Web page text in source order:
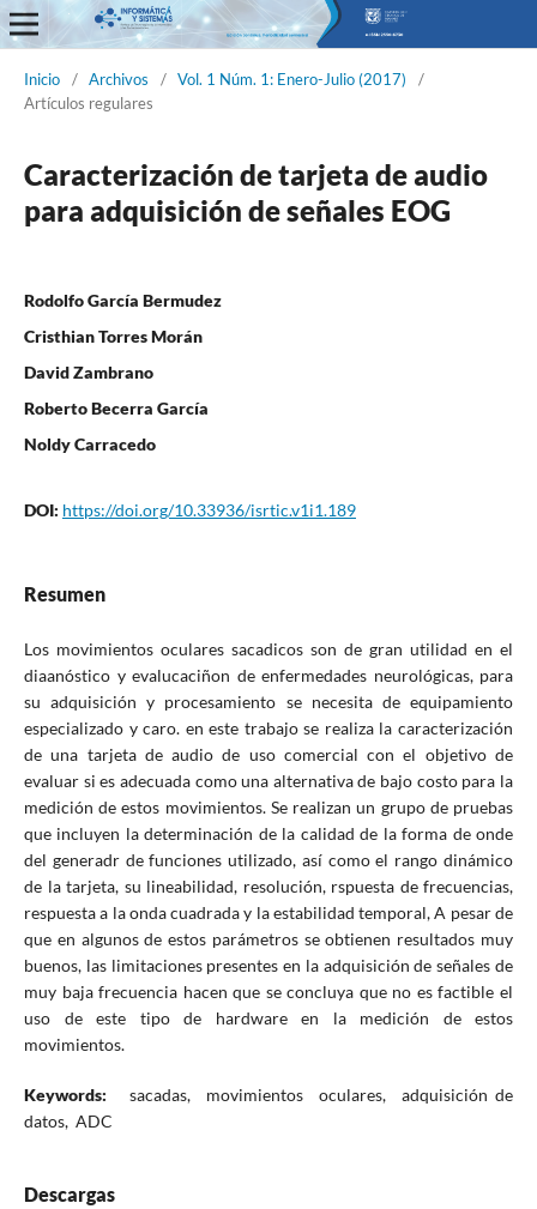
Informática y Sistemas
Inicio / Archivos / Vol. 1 Núm. 1: Enero-Julio (2017)
/
Artículos regulares
Caracterización de tarjeta de audio
para adquisición de señales EOG
Rodolfo García Bermudez
Cristhian Torres Morán
David Zambrano
Roberto Becerra García
Noldy Carracedo
DOI: https://doi.org/10.33936/isrtic.v1i1.189
Resumen
Los movimientos oculares sacadicos son de gran utilidad en el
diaanóstico y evalucaciñon de enfermedades neurológicas, para
su adquisición y procesamiento se necesita de equipamiento
especializado y caro. en este trabajo se realiza la caracterización
de una tarjeta de audio de uso comercial con el objetivo de
evaluar si es adecuada como una alternativa de bajo costo para la
medición de estos movimientos. Se realizan un grupo de pruebas
que incluyen la determinación de la calidad de la forma de onde
del generadr de funciones utilizado, así como el rango dinámico
de la tarjeta, su lineabilidad, resolución, rspuesta de frecuencias,
respuesta a la onda cuadrada y la estabilidad temporal, A pesar de
que en algunos de estos parámetros se obtienen resultados muy
buenos, las limitaciones presentes en la adquisición de señales de
muy baja frecuencia hacen que se concluya que no es factible el
uso de este tipo de hardware en la medición de estos
movimientos.
Keywords:
sacadas, movimientos oculares, adquisición de
datos, ADC
Descargas